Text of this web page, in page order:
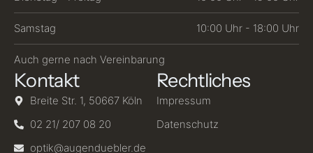
Samstag 10:00 Uhr - 18:00 Uhr
Auch gerne nach Vereinbarung
Kontakt
Breite Str. 1, 50667 Köln
02 21/ 207 08 20
optik@augenduebler.de
Rechtliches
Impressum
Datenschutz